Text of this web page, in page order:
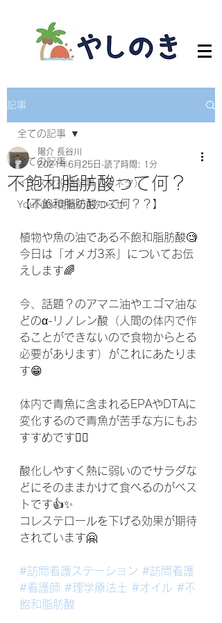
記事
全ての記事
インスタ投稿記事（小ネタ）
YouTube更新のお知らせ
全ての記事
不飽和脂肪酸って何？
陽介 長谷川
2021年6月25日 読了時間: 1分
【不飽和脂肪酸って何？？】
植物や魚の油である不飽和脂肪酸🧐
今日は「オメガ3系」についてお伝
えします🌈
今、話題？のアマニ油やエゴマ油な
どのα-リノレン酸（人間の体内で作
ることができないので食物からとる
必要があります）がこれにあたりま
す😁
体内で青魚に含まれるEPAやDTAに
変化するので青魚が苦手な方にもお
すすめです🙆‍♀️
酸化しやすく熱に弱いのでサラダな
どにそのままかけて食べるのがベス
トです👍✨
コレステロールを下げる効果が期待
されています🤗
#訪問看護ステーション #訪問看護
#看護師 #理学療法士 #オイル #不
飽和脂肪酸